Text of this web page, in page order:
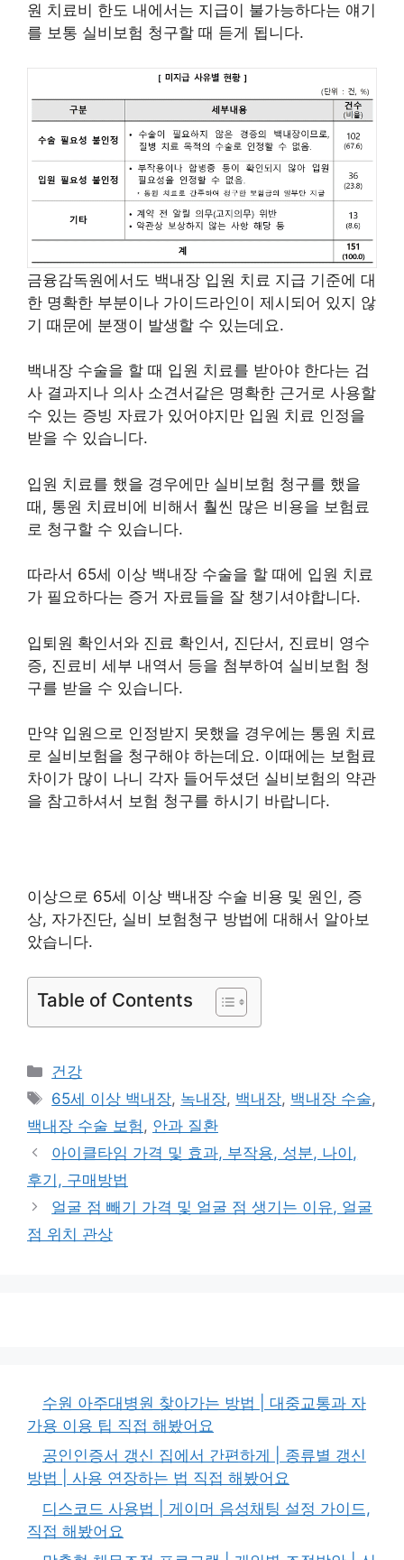
원 치료비 한도 내에서는 지급이 불가능하다는 얘기
를 보통 실비보험 청구할 때 듣게 됩니다.
금융감독원에서도 백내장 입원 치료 지급 기준에 대
한 명확한 부분이나 가이드라인이 제시되어 있지 않
기 때문에 분쟁이 발생할 수 있는데요.
백내장 수술을 할 때 입원 치료를 받아야 한다는 검
사 결과지나 의사 소견서같은 명확한 근거로 사용할
수 있는 증빙 자료가 있어야지만 입원 치료 인정을
받을 수 있습니다.
입원 치료를 했을 경우에만 실비보험 청구를 했을
때, 통원 치료비에 비해서 훨씬 많은 비용을 보험료
로 청구할 수 있습니다.
따라서 65세 이상 백내장 수술을 할 때에 입원 치료
가 필요하다는 증거 자료들을 잘 챙기셔야합니다.
입퇴원 확인서와 진료 확인서, 진단서, 진료비 영수
증, 진료비 세부 내역서 등을 첨부하여 실비보험 청
구를 받을 수 있습니다.
만약 입원으로 인정받지 못했을 경우에는 통원 치료
로 실비보험을 청구해야 하는데요. 이때에는 보험료
차이가 많이 나니 각자 들어두셨던 실비보험의 약관
을 참고하셔서 보험 청구를 하시기 바랍니다.
이상으로 65세 이상 백내장 수술 비용 및 원인, 증
상, 자가진단, 실비 보험청구 방법에 대해서 알아보
았습니다.
Table of Contents
카
테
리
건강
태
그
65세 이상 백내장, 녹내장, 백내장, 백내장 수술,
백내장 수술 보험 , 안과 질환
아이클타임 가격 및 효과, 부작용, 성분, 나이,
후기, 구매방법
얼굴 점 빼기 가격 및 얼굴 점 생기는 이유, 얼굴
점 위치 관상
수원 아주대병원 찾아가는 방법 | 대중교통과 자
가용 이용 팁 직접 해봤어요
공인인증서 갱신 집에서 간편하게 | 종류별 갱신
방법 | 사용 연장하는 법 직접 해봤어요
디스코드 사용법 | 게이머 음성채팅 설정 가이드,
직접 해봤어요